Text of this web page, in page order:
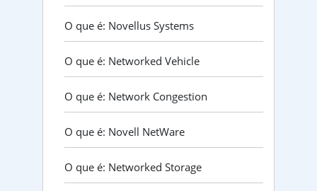
O que é: Novellus Systems
O que é: Networked Vehicle
O que é: Network Congestion
O que é: Novell NetWare
O que é: Networked Storage